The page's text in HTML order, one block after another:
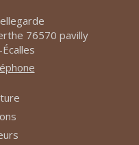
76570 pavilly